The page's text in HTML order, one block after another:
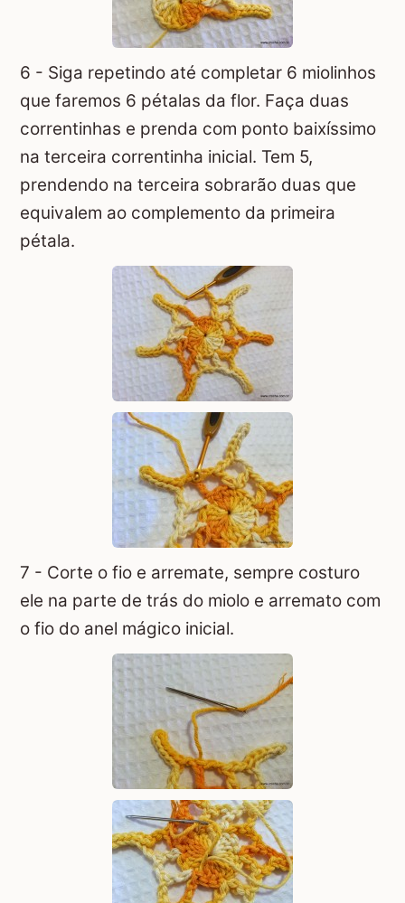
6 - Siga repetindo até completar 6 miolinhos
que faremos 6 pétalas da flor. Faça duas
correntinhas e prenda com ponto baixíssimo
na terceira correntinha inicial. Tem 5,
prendendo na terceira sobrarão duas que
equivalem ao complemento da primeira
pétala.
7 - Corte o fio e arremate, sempre costuro
ele na parte de trás do miolo e arremato com
o fio do anel mágico inicial.